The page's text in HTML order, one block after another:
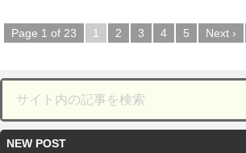
Page 1 of 23 1 2 3 4 5 Next ›
NEW POST